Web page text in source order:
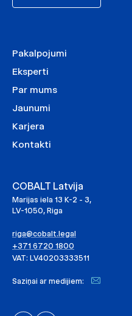
Pakalpojumi
Eksperti
Par mums
Jaunumi
Karjera
Kontakti
COBALT Latvija
Marijas iela 13 K-2 - 3,
LV-1050, Riga
riga@cobalt.legal
+371 6720 1800
VAT: LV40203333511
Saziņai ar medijiem: